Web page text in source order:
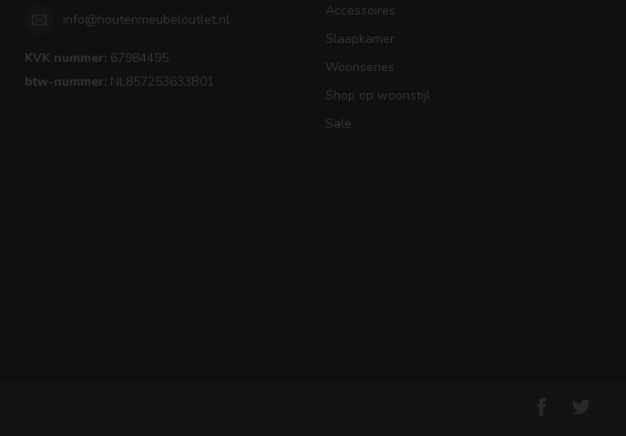
info@houtenmeubeloutlet.nl
KVK nummer: 67984495
btw-nummer: NL857253633B01
Accessoires
Slaapkamer
Woonseries
Shop op woonstijl
Sale